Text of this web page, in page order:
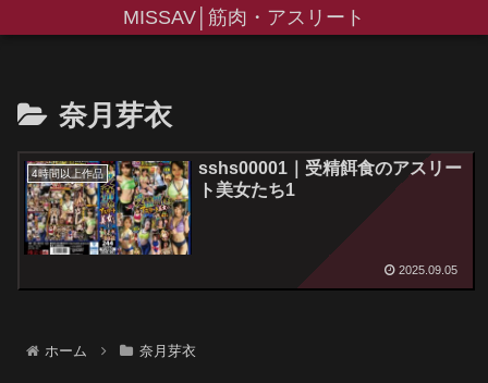
MISSAV│筋肉・アスリート
奈月芽衣
4時間以上作品
sshs00001｜受精餌食のアスリー
ト美女たち1
2025.09.05
ホーム 奈月芽衣